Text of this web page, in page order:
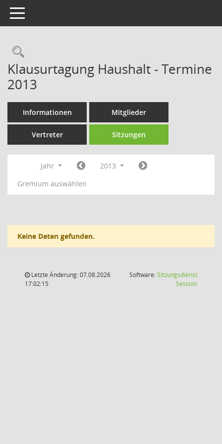
Toggle navigation
Rechercheauswahl
Klausurtagung Haushalt - Termine
2013
Informationen Mitglieder
Vertreter Sitzungen
Jahr
2013
Gremium auswählen
Keine Daten gefunden.
Letzte Änderung: 07.08.2026
17:02:15
Software:Sitzungsdienst
Session(Wird in